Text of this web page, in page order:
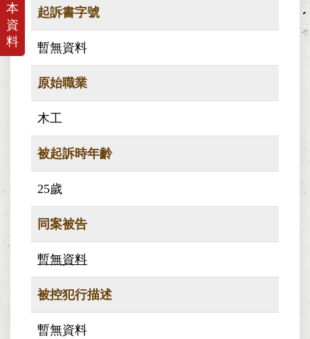
本
資
料
起訴書字號
暫無資料
原始職業
木工
被起訴時年齡
25歲
同案被告
暫無資料
被控犯行描述
暫無資料